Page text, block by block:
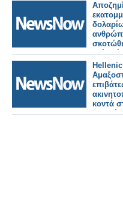
τρένο
όχημα
στις
κοντά
της